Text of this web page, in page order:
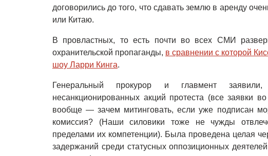
договорились до того, что сдавать землю в аренду
или Китаю.
В провластных, то есть почти во всех СМИ
охранительской пропаганды, в сравнении с которой
шоу Ларри Кинга.
Генеральный прокурор и главмент
несанкционированных акций протеста (все заявки
вообще — зачем митинговать, если уже подписан
комиссия? (Наши силовики тоже не чужды
пределами их компетенции). Была проведена целая
задержаний среди статусных оппозиционных